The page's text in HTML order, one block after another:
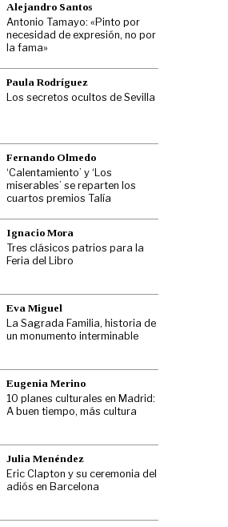
Alejandro Santos
Antonio Tamayo: «Pinto por
necesidad de expresión, no por
la fama»
Paula Rodríguez
Los secretos ocultos de Sevilla
Fernando Olmedo
‘Calentamiento’ y ‘Los
miserables’ se reparten los
cuartos premios Talía
Ignacio Mora
Tres clásicos patrios para la
Feria del Libro
Eva Miguel
La Sagrada Familia, historia de
un monumento interminable
Eugenia Merino
10 planes culturales en Madrid:
A buen tiempo, más cultura
Julia Menéndez
Eric Clapton y su ceremonia del
adiós en Barcelona